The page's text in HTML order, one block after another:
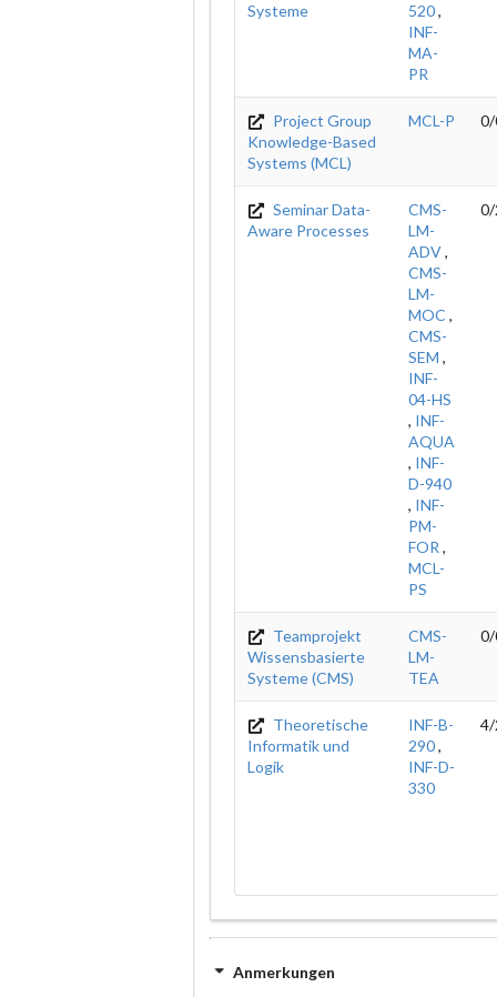
Systeme
520,
INF-
MA-
PR
Project Group
Knowledge-Based
Systems (MCL)
MCL-P
Seminar Data-
Aware Processes
CMS-
LM-
ADV,
CMS-
LM-
MOC ,
CMS-
SEM ,
INF-
04-HS
, INF-
AQUA
, INF-
D-940
, INF-
PM-
FOR ,
MCL-
PS
Teamprojekt
Wissensbasierte
Systeme (CMS)
CMS-
LM-
TEA
Theoretische
Informatik und
Logik
INF-B-
290,
INF-D-
330
Anmerkungen